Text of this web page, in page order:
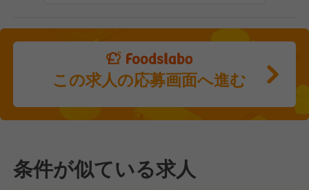
この求人の応募画面へ進む
条件が似ている求人